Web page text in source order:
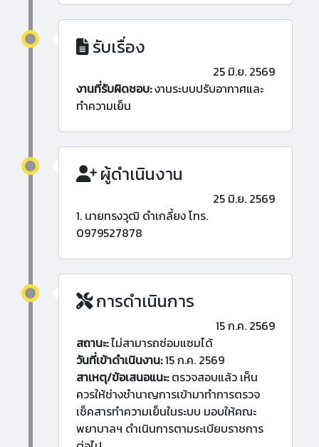
รับเรื่อง
25 มิ.ย. 2569
งานที่รับผิดชอบ:งานระบบปรับอากาศและ
ทำความเย็น
ผู้ดำเนินงาน
25 มิ.ย. 2569
1. นายทรงวุฒิ ดำเกลี้ยง โทร.
0979527878
การดำเนินการ
15 ก.ค. 2569
สถานะ:ไม่สามารถซ่อมแซมได้
วันที่เข้าดำเนินงาน:15 ก.ค. 2569
สาเหตุ/ข้อเสนอแนะ:ตรวจสอบแล้ว เห็น
ควรให้ช่างชำนาญการเข้ามาทำการตรวจ
เช็คสารทำความเย็นในระบบ มอบให้คณะ
พยาบาลฯ ดำเนินการตามระเบียบราชการ